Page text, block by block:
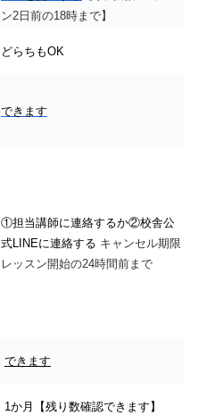
ン2日前の18時まで】
どらちもOK
できます
①担当講師に連絡するか②校舎公
式LINEに連絡する キャンセル期限
レッスン開始の24時間前まで
できます
1か月【残り数確認できます】